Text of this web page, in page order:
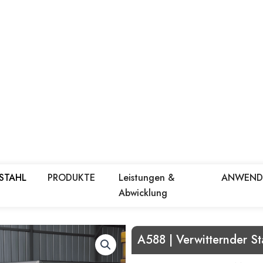
PRODUKTE
Leistungen &
Abwicklung
A588 | Verwitternder